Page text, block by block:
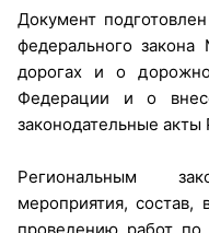
Документ
федерального
дорогах и о
Федерации и о
законодательные
Региональным
мероприятия,
проведению работ по